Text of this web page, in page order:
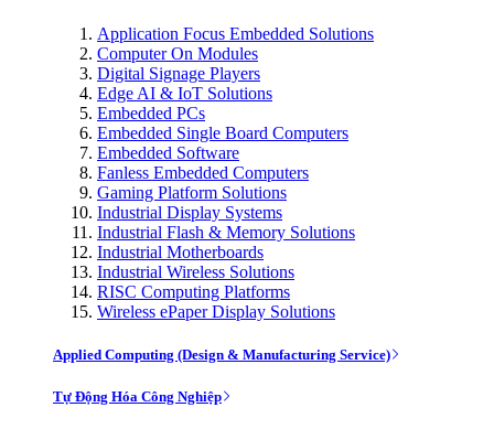
Application Focus Embedded Solutions
Computer On Modules
Digital Signage Players
Edge AI & IoT Solutions
Embedded PCs
Embedded Single Board Computers
Embedded Software
Fanless Embedded Computers
Gaming Platform Solutions
Industrial Display Systems
Industrial Flash & Memory Solutions
Industrial Motherboards
Industrial Wireless Solutions
RISC Computing Platforms
Wireless ePaper Display Solutions
Applied Computing (Design & Manufacturing Service)
Tự Động Hóa Công Nghiệp